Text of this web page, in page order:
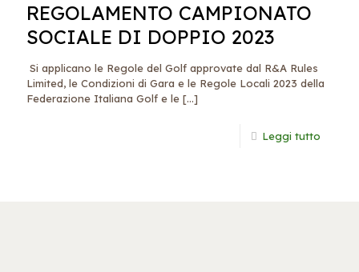
REGOLAMENTO CAMPIONATO
SOCIALE DI DOPPIO 2023
Si applicano le Regole del Golf approvate dal R&A Rules
Limited, le Condizioni di Gara e le Regole Locali 2023 della
Federazione Italiana Golf e le […]
Leggi tutto